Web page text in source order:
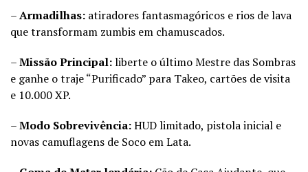
–Armadilhas: atiradores fantasmagóricos e rios de lava
que transformam zumbis em chamuscados.
–Missão Principal:liberte o último Mestre das Sombras
e ganhe o traje “Purificado” para Takeo, cartões de visita
e 10.000 XP.
–Modo Sobrevivência:HUD limitado, pistola inicial e
novas camuflagens de Soco em Lata.